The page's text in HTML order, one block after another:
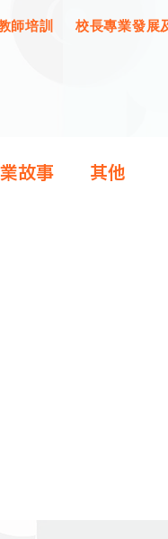
師培訓 校長專業發展
故事 其他